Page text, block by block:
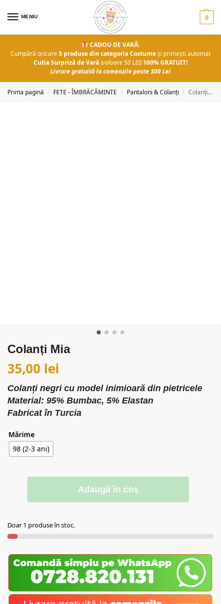
MENIU 0
CADOU DE VARĂ:
Cumpără oricare5 produse din categoria Costumeși primești automat
Cutia Surpriză de Vară(valoare 50 LEI) 100% GRATUIT!
Livrare gratuită la comenzile peste 300 Lei
Prima pagină / FETE - ÎMBRĂCĂMINTE / Pantaloni & Colanți / Colanți Mia
Colanți Mia
35,00 lei
Colanți negri cu model inimioară din pietricele
Material: 95% Bumbac, 5% Elastan
Fabricat în Turcia
Mărime
98 (2-3 ani)
Adaugă în coș
Doar 1 produse în stoc.